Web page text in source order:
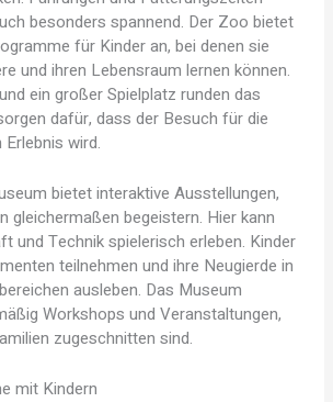
besonders spannend. Der Zoo bietet
für Kinder an, bei denen sie
und ihren Lebensraum lernen können.
ein großer Spielplatz runden das
dafür, dass der Besuch für die
wird.
bietet interaktive Ausstellungen,
gleichermaßen begeistern. Hier kann
und Technik spielerisch erleben. Kinder
teilnehmen und ihre Neugierde in
ausleben. Das Museum
Workshops und Veranstaltungen,
zugeschnitten sind.
mit Kindern